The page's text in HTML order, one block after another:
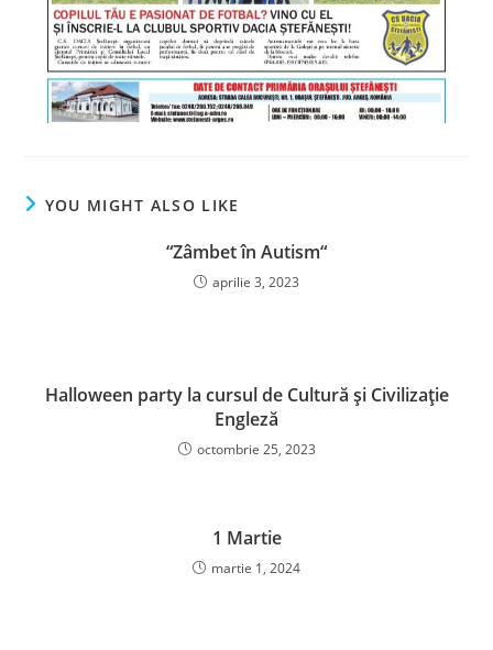
YOU MIGHT ALSO LIKE
“Zâmbet în Autism“
aprilie 3, 2023
Halloween party la cursul de Cultură și Civilizație
Engleză
octombrie 25, 2023
1 Martie
martie 1, 2024